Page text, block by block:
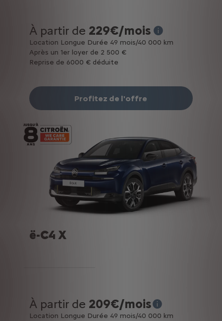
À partir de 229€/mois
* Exemple pour
Location Longue Durée 49 mois/40 000 km
Après un 1er loyer de 2 500 €
Reprise de 6000 € déduite
Profitez de l'offre
ë-C4 X
À partir de 209€/mois
* Exemple pour une
Location Longue Durée 49 mois/40 000 km